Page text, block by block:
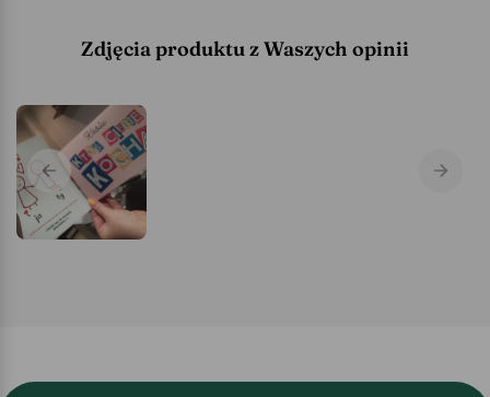
Zdjęcia produktu z Waszych opinii